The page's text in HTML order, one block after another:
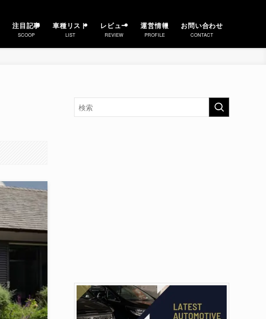
注目記事
SCOOP
車種リスト
LIST
レビュー
REVIEW
運営情報
PROFILE
お問い合わせ
CONTACT